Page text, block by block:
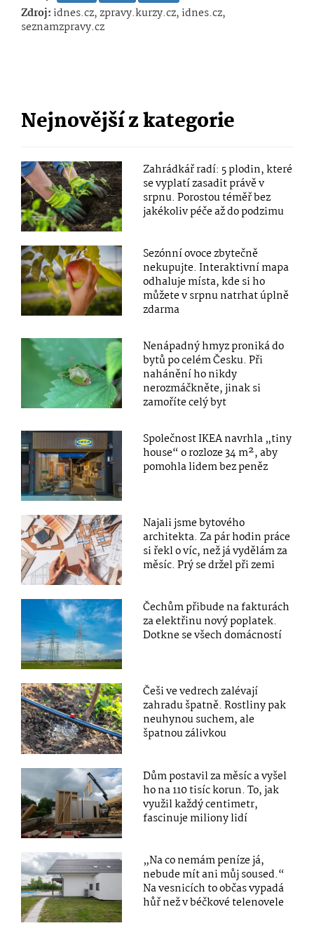
Zdroj: idnes.cz, zpravy.kurzy.cz, idnes.cz,
seznamzpravy.cz
Nejnovější z kategorie
Zahrádkář radí: 5 plodin, které
se vyplatí zasadit právě v
srpnu. Porostou téměř bez
jakékoliv péče až do podzimu
Sezónní ovoce zbytečně
nekupujte. Interaktivní mapa
odhaluje místa, kde si ho
můžete v srpnu natrhat úplně
zdarma
Nenápadný hmyz proniká do
bytů po celém Česku. Při
nahánění ho nikdy
nerozmáčkněte, jinak si
zamoříte celý byt
Společnost IKEA navrhla „tiny
house“ o rozloze 34 m², aby
pomohla lidem bez peněz
Najali jsme bytového
architekta. Za pár hodin práce
si řekl o víc, než já vydělám za
měsíc. Prý se držel při zemi
Čechům přibude na fakturách
za elektřinu nový poplatek.
Dotkne se všech domácností
Češi ve vedrech zalévají
zahradu špatně. Rostliny pak
neuhynou suchem, ale
špatnou zálivkou
Dům postavil za měsíc a vyšel
ho na 110 tisíc korun. To, jak
využil každý centimetr,
fascinuje miliony lidí
„Na co nemám peníze já,
nebude mít ani můj soused.“
Na vesnicích to občas vypadá
hůř než v béčkové telenovele